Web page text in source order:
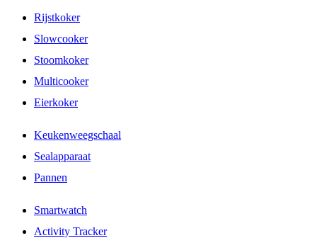
Rijstkoker
Slowcooker
Stoomkoker
Multicooker
Eierkoker
Keukenweegschaal
Sealapparaat
Pannen
Smartwatch
Activity Tracker